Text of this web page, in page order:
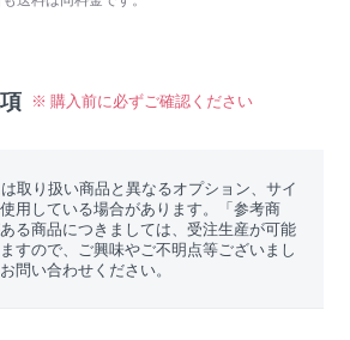
※ 購入前に必ずご確認ください
取り扱い商品と異なるオプション、サイ
用している場合があります。「参考商
る商品につきましては、受注生産が可能
すので、ご興味やご不明点等ございまし
問い合わせください。